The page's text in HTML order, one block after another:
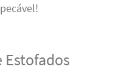
Estofados